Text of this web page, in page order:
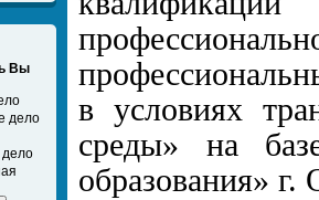
Вы
дело
дело
в условиях
среды» на
образования» г.